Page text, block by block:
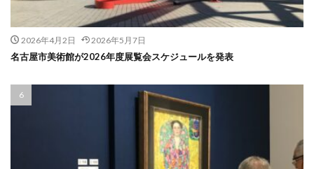
2026年4月2日 2026年5月7日
名古屋市美術館が2026年度展覧会スケジュールを発表